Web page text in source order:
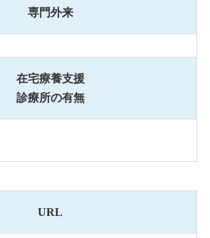
専門外来
在宅療養支援
診療所の有無
URL